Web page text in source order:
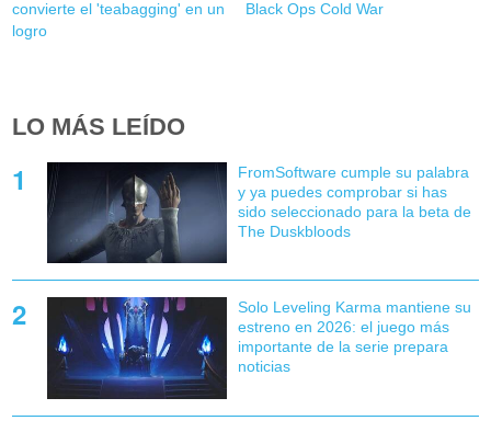
convierte el 'teabagging' en un
logro
Black Ops Cold War
LO MÁS LEÍDO
FromSoftware cumple su palabra
y ya puedes comprobar si has
sido seleccionado para la beta de
The Duskbloods
Solo Leveling Karma mantiene su
estreno en 2026: el juego más
importante de la serie prepara
noticias